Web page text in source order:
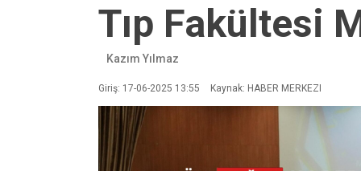
Tıp Fakültesi
Kazım Yılmaz
Giriş: 17-06-2025 13:55 Kaynak: HABER MERKEZI